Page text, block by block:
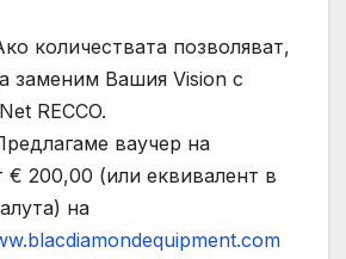
количествата позволяват,
заменим Вашия Vision с
RECCO.
ваучер на
€ 200,00 (или еквивалент в
на